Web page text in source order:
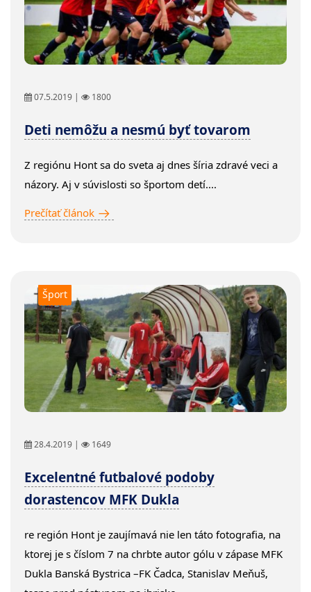
07.5.2019 | 1800
Deti nemôžu a nesmú byť tovarom
Z regiónu Hont sa do sveta aj dnes šíria zdravé veci a
názory. Aj v súvislosti so športom detí....
Prečítať článok
Šport
28.4.2019 | 1649
Excelentné futbalové podoby
dorastencov MFK Dukla
re región Hont je zaujímavá nie len táto fotografia, na
ktorej je s číslom 7 na chrbte autor gólu v zápase MFK
Dukla Banská Bystrica –FK Čadca, Stanislav Meňuš,